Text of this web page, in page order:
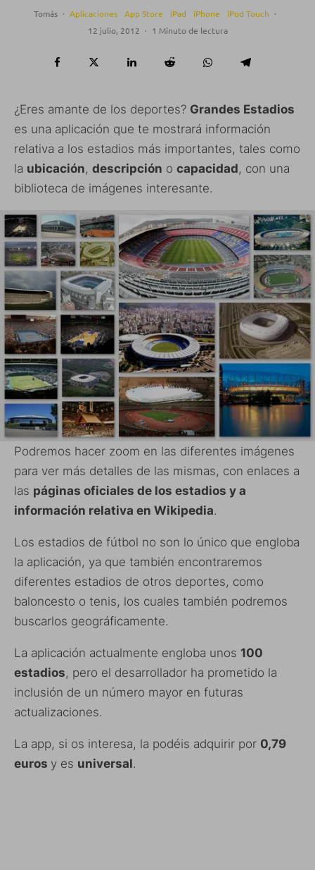
Tomás · Aplicaciones App Store iPad iPhone iPod Touch ·
12 julio, 2012 · 1 Minuto de lectura
¿Eres amante de los deportes? Grandes Estadios
es una aplicación que te mostrará información
relativa a los estadios más importantes, tales como
la ubicación, descripción o capacidad, con una
biblioteca de imágenes interesante.
Podremos hacer zoom en las diferentes imágenes
para ver más detalles de las mismas, con enlaces a
las páginas oficiales de los estadios y a
información relativa en Wikipedia.
Los estadios de fútbol no son lo único que engloba
la aplicación, ya que también encontraremos
diferentes estadios de otros deportes, como
baloncesto o tenis, los cuales también podremos
buscarlos geográficamente.
La aplicación actualmente engloba unos 100
estadios, pero el desarrollador ha prometido la
inclusión de un número mayor en futuras
actualizaciones.
La app, si os interesa, la podéis adquirir por 0,79
euros y es universal.